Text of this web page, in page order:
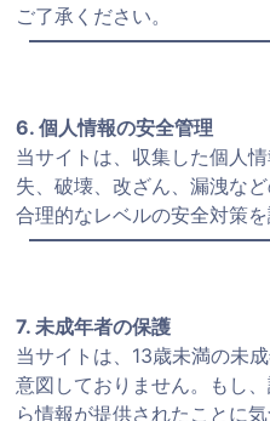
ご了承ください。
6. 個人情報の安全管理
当サイトは、収集した個人
失、破壊、改ざん、漏洩な
合理的なレベルの安全対策
7. 未成年者の保護
当サイトは、13歳未満の未
意図しておりません。もし
ら情報が提供されたことに